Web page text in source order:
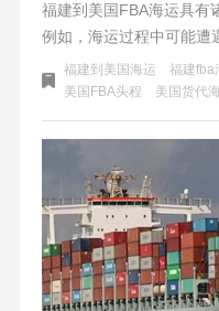
福建到美国FBA海运具有
例如，海运过程中可能遭
题等都可能影响物流时
国际物流持续优化航线、
强清关能力，为跨境电商
物流供应链一条龙服务。
福建到美国海运 福建fba
美国FBA头程
美国货代